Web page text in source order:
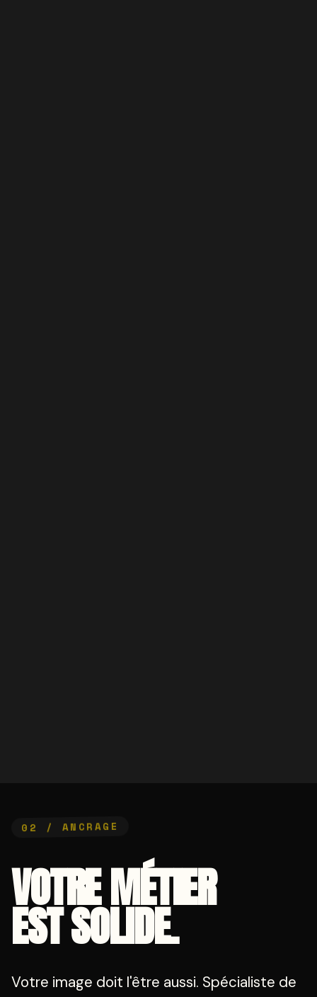
02 / ANCRAGE
VOTRE MÉTIER
EST SOLIDE.
Votre image doit l'être aussi. Spécialiste de